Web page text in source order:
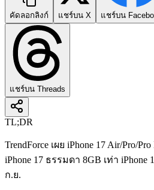
คัดลอกลิงก์ แชร์บน X แชร์บน
แชร์บน Threads
TL;DR
TrendForce เผย iPhone 17 Air/Pro/
iPhone 17 ธรรมดา 8GB เท่า
ก.ย.